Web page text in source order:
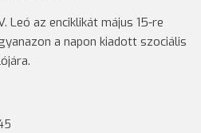
Leó az enciklikát május 15-re
a napon kiadott szociális